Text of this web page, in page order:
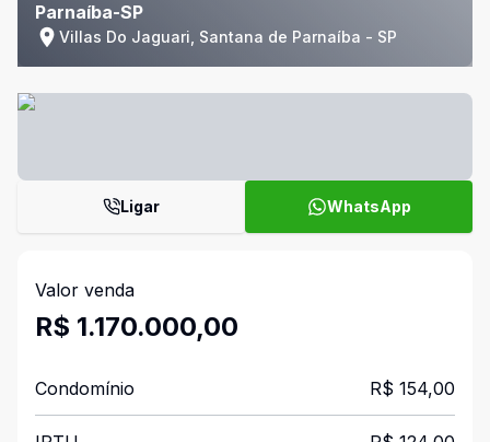
Parnaíba-SP
Villas Do Jaguari, Santana de Parnaíba - SP
Ligar WhatsApp
Valor venda
R$ 1.170.000,00
Condomínio R$ 154,00